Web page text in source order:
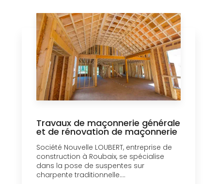
Travaux de maçonnerie générale
et de rénovation de maçonnerie
Société Nouvelle LOUBERT, entreprise de
construction à Roubaix, se spécialise
dans la pose de suspentes sur
charpente traditionnelle....